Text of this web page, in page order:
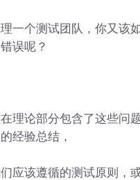
一个测试团队，你又该
误呢？
理论部分包含了这些问
经验总结，
应该遵循的测试原则，